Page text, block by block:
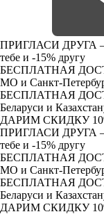
ПРИГЛАСИ
тебе и -15% другу
БЕСПЛАТНАЯ
МО и Санкт-
БЕСПЛАТНАЯ
Беларуси и
ДАРИМ СКИДКУ
ПРИГЛАСИ
тебе и -15% другу
БЕСПЛАТНАЯ
МО и Санкт-
БЕСПЛАТНАЯ
Беларуси и
ДАРИМ СКИДКУ